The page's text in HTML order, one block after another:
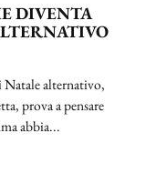
DIVENTA
Natale alternativo,
prova a pensare
abbia...